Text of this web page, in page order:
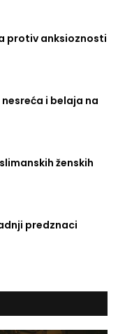
protiv anksioznosti
i belaja na
ženskih
predznaci